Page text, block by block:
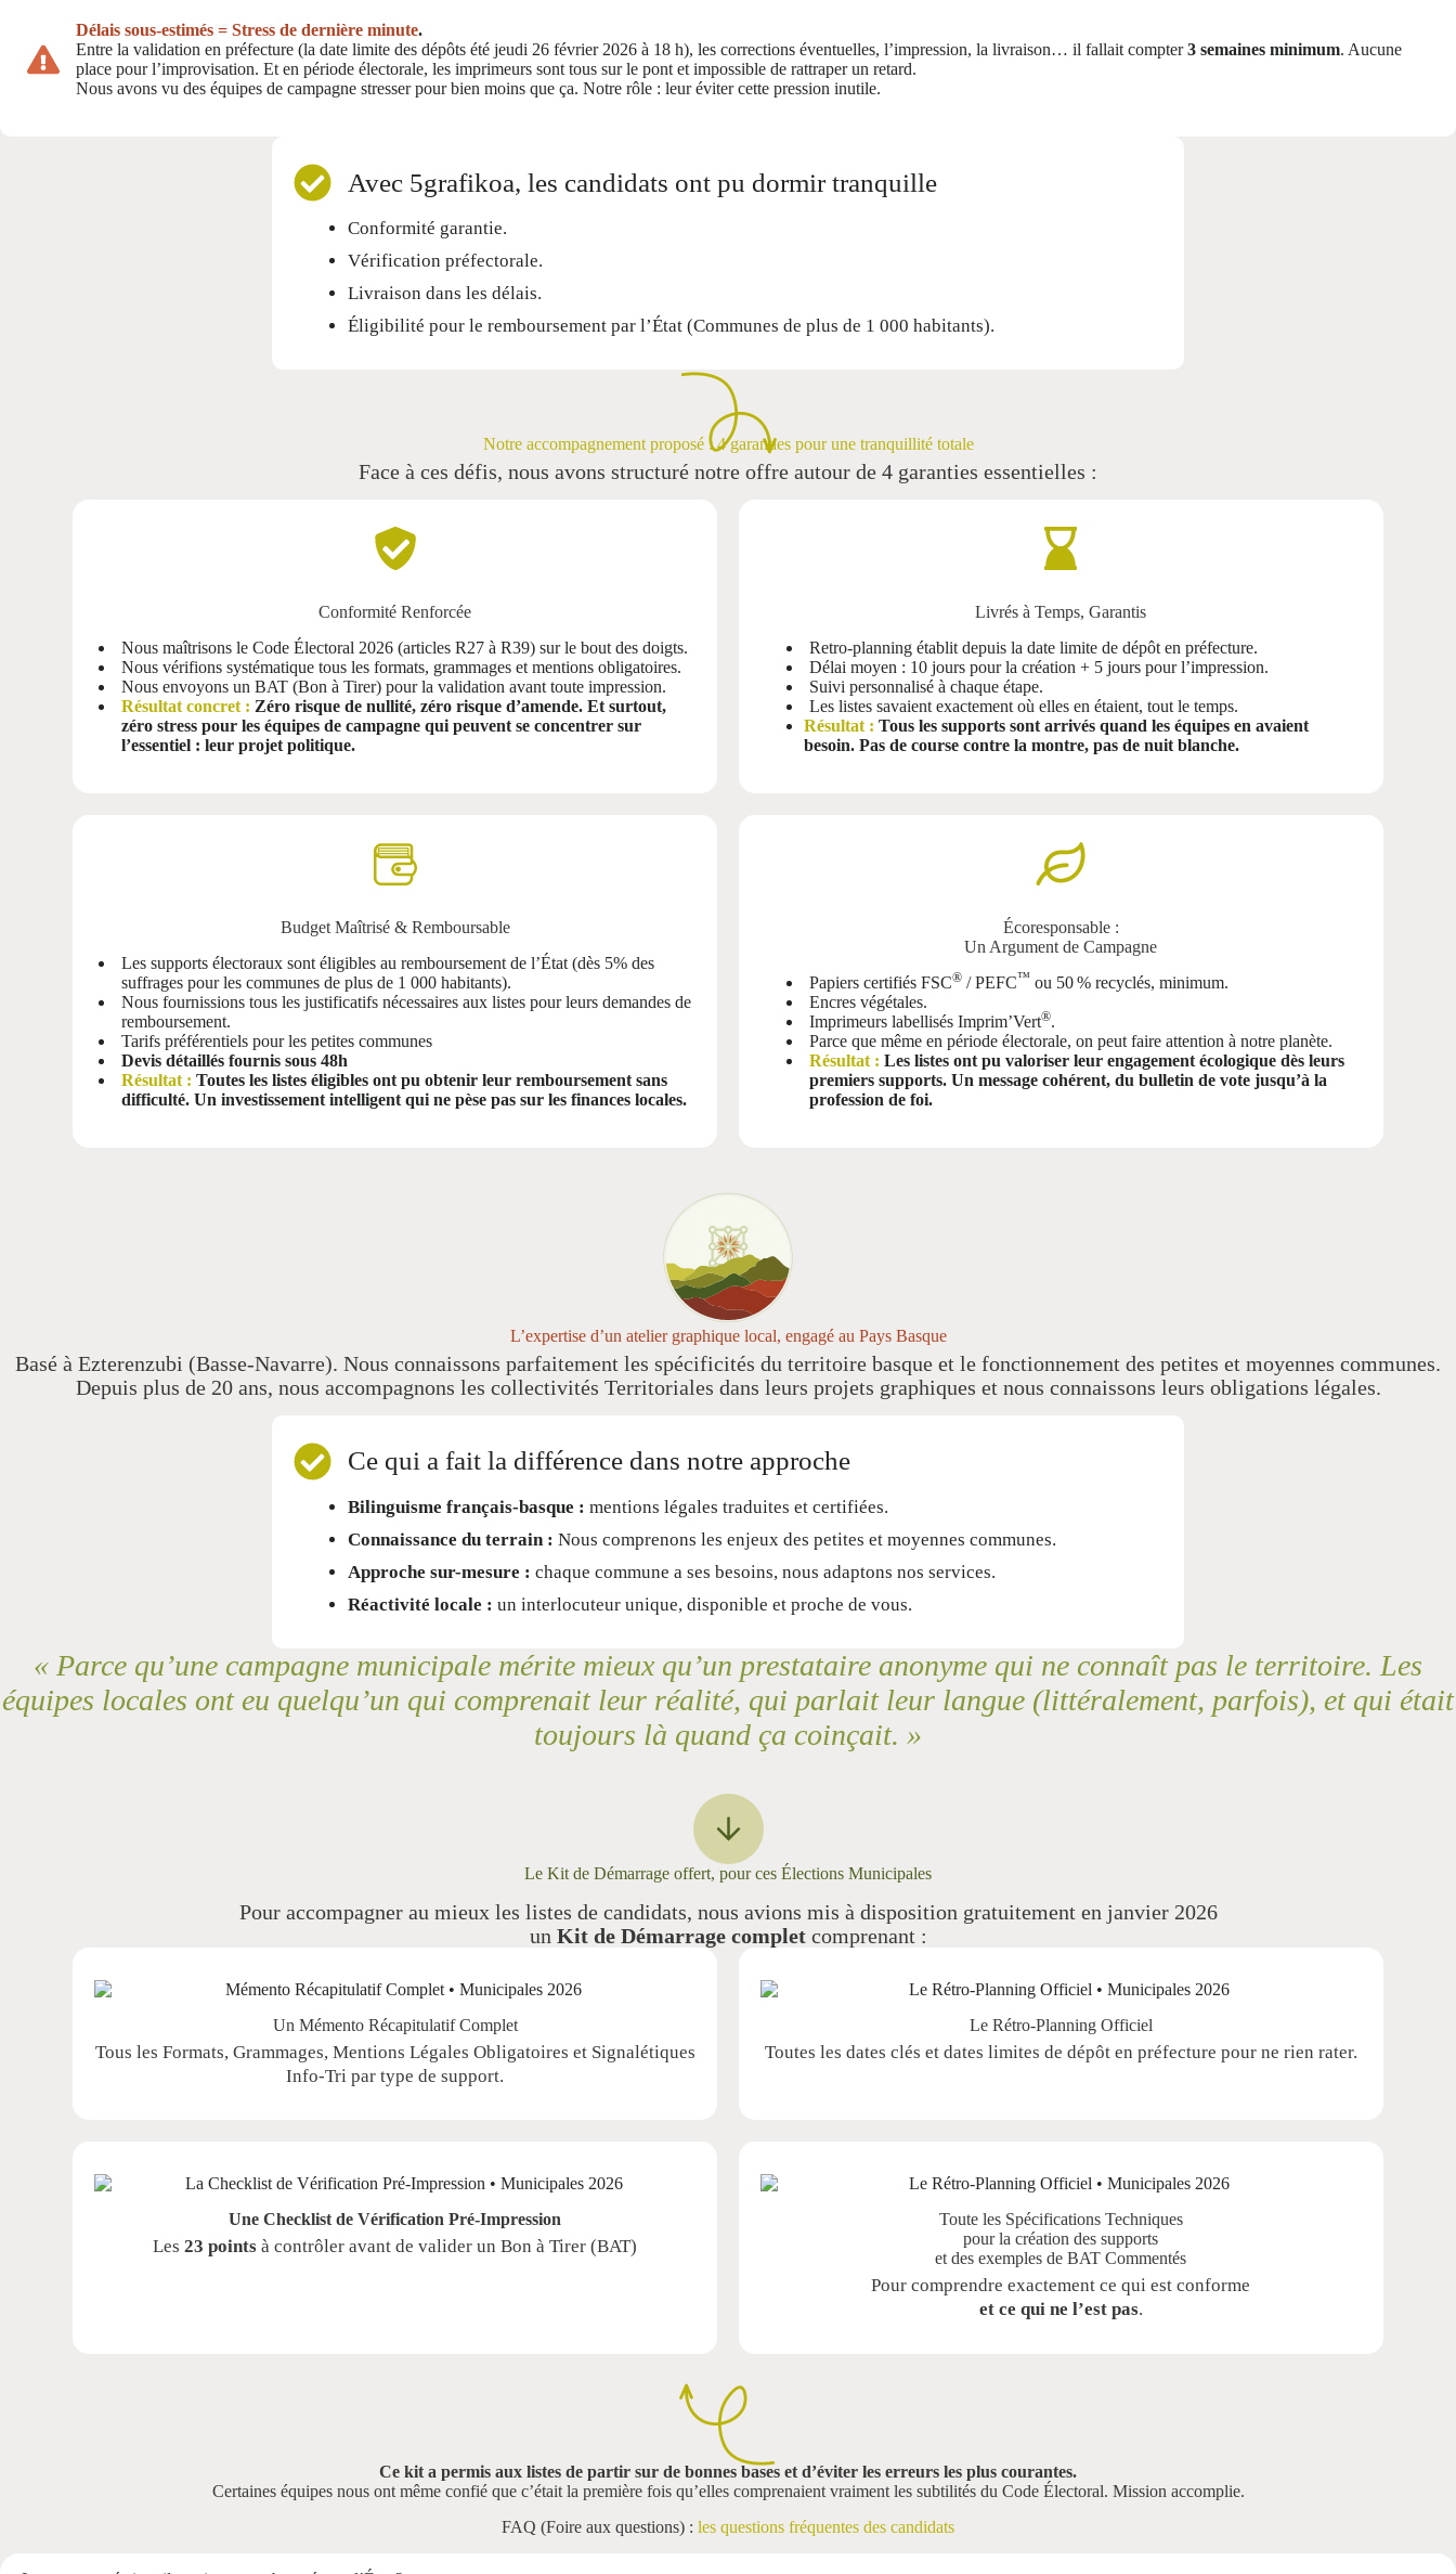
Délais sous-estimés = Stress de dernière minute.
Entre la validation en préfecture (la date limite des dépôts été jeudi 26 février 2026 à 18 h), les corrections éventuelles, l’impression, la livraison… il fallait compter3 semaines minimum. Aucune
place pour l’improvisation. Et en période électorale, les imprimeurs sont tous sur le pont et impossible de rattraper un retard.
Nous avons vu des équipes de campagne stresser pour bien moins que ça. Notre rôle : leur éviter cette pression inutile.
Avec 5grafikoa, les candidats ont pu dormir tranquille
Conformité garantie.
Vérification préfectorale.
Livraison dans les délais.
Éligibilité pour le remboursement par l’État (Communes de plus de 1 000 habitants).
Notre accompagnement proposé : 4 garanties pour une tranquillité totale
Face à ces défis, nous avons structuré notre offre autour de 4 garanties essentielles :
Conformité Renforcée
Nous maîtrisons le Code Électoral 2026 (articles R27 à R39) sur le bout des doigts.
Nous vérifions systématique tous les formats, grammages et mentions obligatoires.
Nous envoyons un BAT (Bon à Tirer) pour la validation avant toute impression.
Résultat concret : Zéro risque de nullité, zéro risque d’amende. Et surtout,
zéro stress pour les équipes de campagne qui peuvent se concentrer sur
l’essentiel : leur projet politique.
Livrés à Temps, Garantis
Retro-planning établit depuis la date limite de dépôt en préfecture.
Délai moyen : 10 jours pour la création + 5 jours pour l’impression.
Suivi personnalisé à chaque étape.
Les listes savaient exactement où elles en étaient, tout le temps.
Résultat : Tous les supports sont arrivés quand les équipes en avaient
besoin. Pas de course contre la montre, pas de nuit blanche.
Budget Maîtrisé & Remboursable
Les supports électoraux sont éligibles au remboursement de l’État (dès 5% des
suffrages pour les communes de plus de 1 000 habitants).
Nous fournissions tous les justificatifs nécessaires aux listes pour leurs demandes de
remboursement.
Tarifs préférentiels pour les petites communes
Devis détaillés fournis sous 48h
Résultat :Toutes les listes éligibles ont pu obtenir leur remboursement sans
difficulté. Un investissement intelligent qui ne pèse pas sur les finances locales.
Écoresponsable :
Un Argument de Campagne
Papiers certifiés FSC® / PEFC™ ou 50 % recyclés, minimum.
Encres végétales.
Imprimeurs labellisés Imprim’Vert®.
Parce que même en période électorale, on peut faire attention à notre planète.
Résultat : Les listes ont pu valoriser leur engagement écologique dès leurs
premiers supports. Un message cohérent, du bulletin de vote jusqu’à la
profession de foi.
L’expertise d’un atelier graphique local, engagé au Pays Basque
Basé à Ezterenzubi (Basse-Navarre). Nous connaissons parfaitement les spécificités du territoire basque et le fonctionnement des petites et moyennes communes.
Depuis plus de 20 ans, nous accompagnons les collectivités Territoriales dans leurs projets graphiques et nous connaissons leurs obligations légales.
Ce qui a fait la différence dans notre approche
Bilinguisme français-basque : mentions légales traduites et certifiées.
Connaissance du terrain : Nous comprenons les enjeux des petites et moyennes communes.
Approche sur-mesure : chaque commune a ses besoins, nous adaptons nos services.
Réactivité locale : un interlocuteur unique, disponible et proche de vous.
« Parce qu’une campagne municipale mérite mieux qu’un prestataire anonyme qui ne connaît pas le territoire. Les
équipes locales ont eu quelqu’un qui comprenait leur réalité, qui parlait leur langue (littéralement, parfois), et qui était
toujours là quand ça coinçait. »
Le Kit de Démarrage offert, pour ces Élections Municipales
Pour accompagner au mieux les listes de candidats, nous avions mis à disposition gratuitement en janvier 2026
un Kit de Démarrage completcomprenant :
Un Mémento Récapitulatif Complet
Tous les Formats, Grammages, Mentions Légales Obligatoires et Signalétiques
Info-Tri par type de support.
Le Rétro-Planning Officiel
Toutes les dates clés et dates limites de dépôt en préfecture pour ne rien rater.
Une Checklist de Vérification Pré-Impression
Les23 points à contrôler avant de valider un Bon à Tirer (BAT)
Toute les Spécifications Techniques
pour la création des supports
et des exemples de BAT Commentés
Pour comprendre exactement ce qui est conforme
et ce qui ne l’est pas.
Ce kit a permis aux listes de partir sur de bonnes bases et d’éviter les erreurs les plus courantes.
Certaines équipes nous ont même confié que c’était la première fois qu’elles comprenaient vraiment les subtilités du Code Électoral. Mission accomplie.
FAQ (Foire aux questions) : les questions fréquentes des candidats